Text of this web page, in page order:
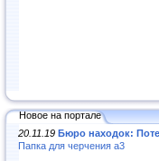
Новое на портале
20.11.19 Бюро находок:
Папка для черчения а3